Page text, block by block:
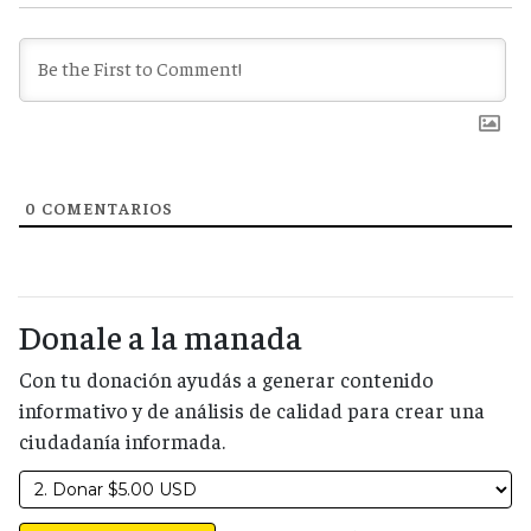
0 COMENTARIOS
Donale a la manada
Con tu donación ayudás a generar contenido
informativo y de análisis de calidad para crear una
ciudadanía informada.